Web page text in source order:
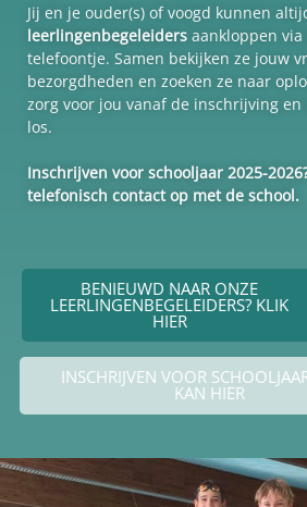
Jij en je ouder(s) of voogd kunnen
leerlingenbegeleiders aankloppen
telefoontje. Samen bekijken ze jouw
bezorgdheden en zoeken ze naar
zorg voor jou vanaf de inschrijving
los.
Inschrijven voor schooljaar 2025-
telefonisch contact op met de school.
BENIEUWD NAAR ONZE
LEERLINGENBEGELEIDERS? KLIK
HIER
INSCHRIJVEN VOOR
KAN HIER